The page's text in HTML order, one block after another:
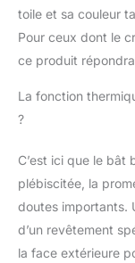
toile et sa couleur
Pour ceux dont le
ce produit
La fonction
?
C’est ici que le bât
plébiscitée, la
doutes importants.
d’un revêtement
la face extérieure